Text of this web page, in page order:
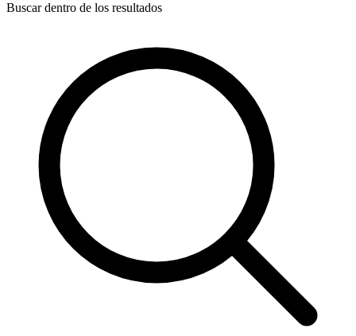
Buscar dentro de los resultados